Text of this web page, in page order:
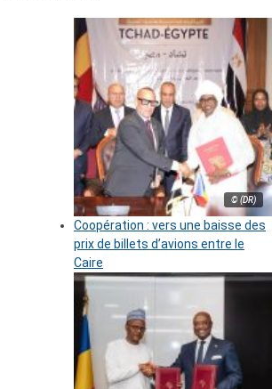
© (DR)
Coopération : vers une baisse des
prix de billets d’avions entre le
Caire